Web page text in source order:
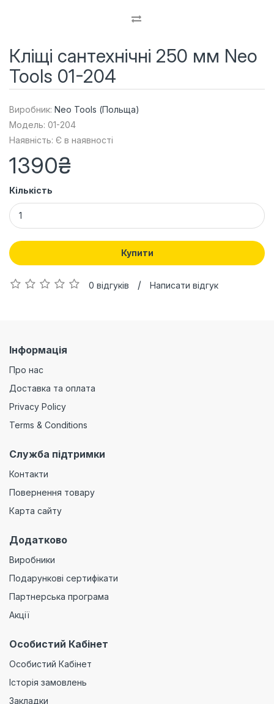
Кліщі сантехнічні 250 мм Neo
Tools 01-204
Виробник: Neo Tools (Польща)
Модель: 01-204
Наявність: Є в наявності
1390₴
Кількість
Купити
0 відгуків / Написати відгук
Інформація
Про нас
Доставка та оплата
Privacy Policy
Terms & Conditions
Служба підтримки
Контакти
Повернення товару
Карта сайту
Додатково
Виробники
Подарункові сертифікати
Партнерська програма
Акції
Особистий Кабінет
Особистий Кабінет
Історія замовлень
Закладки